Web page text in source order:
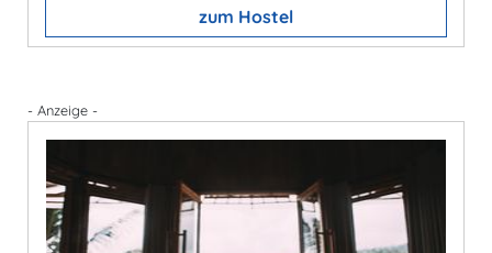
zum Hostel
- Anzeige -